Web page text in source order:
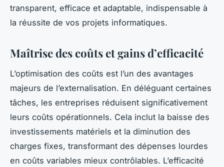
transparent, efficace et adaptable, indispensable à
la réussite de vos projets informatiques.
Maîtrise des coûts et gains d’efficacité
L’optimisation des coûts est l’un des avantages
majeurs de l’externalisation. En déléguant certaines
tâches, les entreprises réduisent significativement
leurs coûts opérationnels. Cela inclut la baisse des
investissements matériels et la diminution des
charges fixes, transformant des dépenses lourdes
en coûts variables mieux contrôlables. L’efficacité